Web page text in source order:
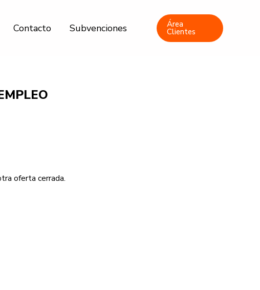
Contacto Subvenciones Área
Clientes
oferta cerrada.